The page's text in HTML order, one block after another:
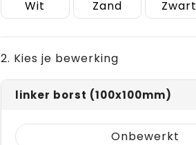
Wit Zand Zwart
2. Kies je bewerking
linker borst (100x100mm)
Onbewerkt